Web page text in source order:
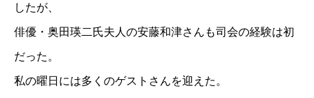
したが、
俳優・奥田瑛二氏夫人の安藤和津さんも司会の経験は初
だった。
私の曜日には多くのゲストさんを迎えた。